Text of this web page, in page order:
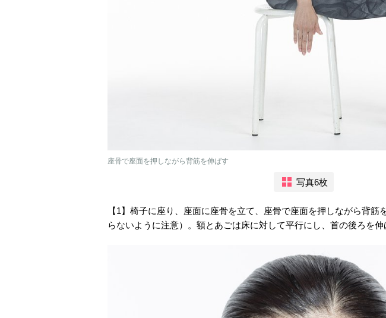
座骨で座面を押しながら背筋を伸ばす
写真6枚
【1】椅子に座り、座面に座骨を立て、座骨で座面を押しながら背筋
らないように注意）。額とあごは床に対して平行にし、首の後ろを伸